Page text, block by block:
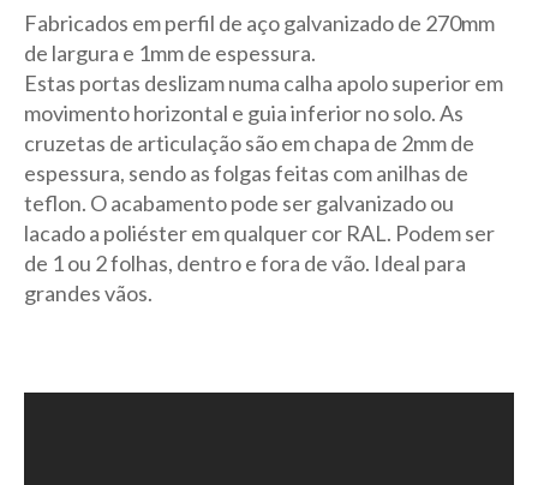
Fabricados em perfil de aço galvanizado de 270mm
de largura e 1mm de espessura.
Estas portas deslizam numa calha apolo superior em
movimento horizontal e guia inferior no solo. As
cruzetas de articulação são em chapa de 2mm de
espessura, sendo as folgas feitas com anilhas de
teflon. O acabamento pode ser galvanizado ou
lacado a poliéster em qualquer cor RAL. Podem ser
de 1 ou 2 folhas, dentro e fora de vão. Ideal para
grandes vãos.